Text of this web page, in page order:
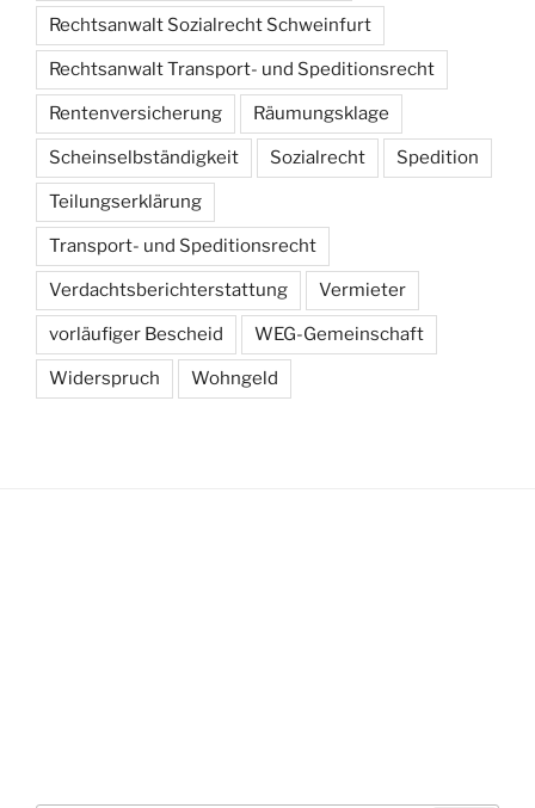
Rechtsanwalt Sozialrecht Schweinfurt
Rechtsanwalt Transport- und Speditionsrecht
Rentenversicherung Räumungsklage
Scheinselbständigkeit Sozialrecht Spedition
Teilungserklärung
Transport- und Speditionsrecht
Verdachtsberichterstattung Vermieter
vorläufiger Bescheid WEG-Gemeinschaft
Widerspruch Wohngeld